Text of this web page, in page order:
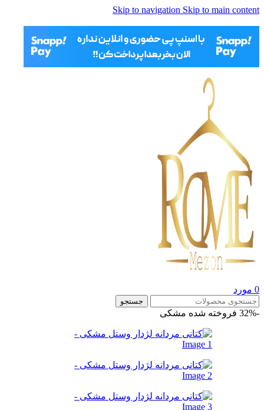
Skip to navigation Skip to main content
0 مورد
جستجو
-32% فروخته شده مشکی